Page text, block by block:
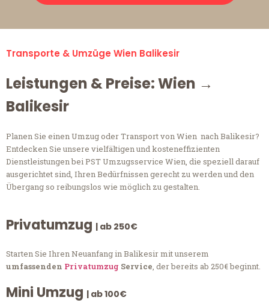
Transporte & Umzüge Wien Balikesir
Leistungen & Preise: Wien →
Balikesir
Planen Sie einen Umzug oder Transport von Wien nach Balikesir?
Entdecken Sie unsere vielfältigen und kosteneffizienten
Dienstleistungen bei PST Umzugsservice Wien, die speziell darauf
ausgerichtet sind, Ihren Bedürfnissen gerecht zu werden und den
Übergang so reibungslos wie möglich zu gestalten.
Privatumzug | ab 250€
Starten Sie Ihren Neuanfang in Balikesir mit unserem
umfassenden Privatumzug Service, der bereits ab 250€ beginnt.
Mini Umzug | ab 100€